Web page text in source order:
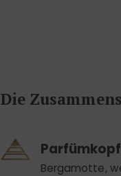
Die
Bergamotte,